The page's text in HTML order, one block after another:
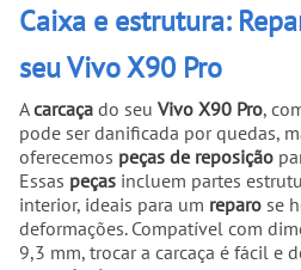
Caixa e estrutura:
seu Vivo X90 Pro
Acarcaça do seu Vivo X90 Pro,
pode ser danificada por quedas,
oferecemos peças de reposição
Essas peças incluem partes
interior, ideais para um reparo se
deformações. Compatível com
9,3 mm, trocar a carcaça é fácil e